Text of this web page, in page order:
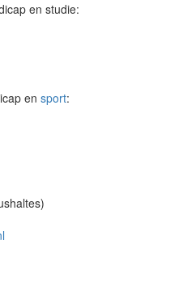
en studie:
en sport: